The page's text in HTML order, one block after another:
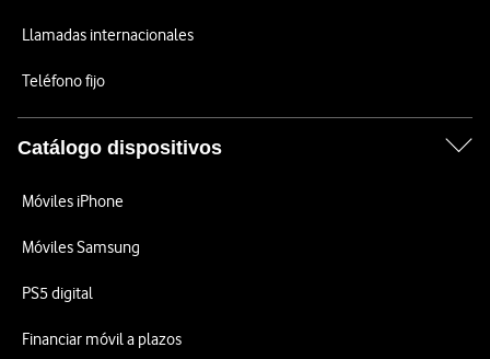
Llamadas internacionales
Teléfono fijo
Catálogo dispositivos
Móviles iPhone
Móviles Samsung
PS5 digital
Financiar móvil a plazos